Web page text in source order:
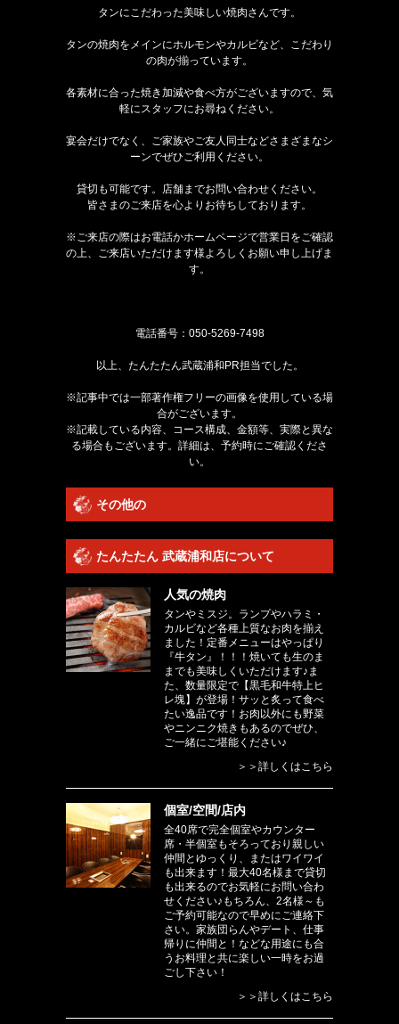
タンにこだわった美味しい焼肉さんです。
タンの焼肉をメインにホルモンやカルビなど、こだわり
の肉が揃っています。
各素材に合った焼き加減や食べ方がございますので、気
軽にスタッフにお尋ねください。
宴会だけでなく、ご家族やご友人同士などさまざまなシ
ーンでぜひご利用ください。
貸切も可能です。店舗までお問い合わせください。
皆さまのご来店を心よりお待ちしております。
※ご来店の際はお電話かホームページで営業日をご確認
の上、ご来店いただけます様よろしくお願い申し上げま
す。
電話番号： 050-5269-7498
以上、たんたたん武蔵浦和PR担当でした。
※記事中では一部著作権フリーの画像を使用している場
合がございます。
※記載している内容、コース構成、金額等、実際と異な
る場合もございます。詳細は、予約時にご確認くださ
い。
その他の
たんたたん 武蔵浦和店について
人気の焼肉
タンやミスジ。ランプやハラミ・
カルビなど各種上質なお肉を揃え
ました！定番メニューはやっぱり
『牛タン』！！！焼いても生のま
までも美味しくいただけます♪ま
た、数量限定で【黒毛和牛特上ヒ
レ塊】が登場！サッと炙って食べ
たい逸品です！お肉以外にも野菜
やニンニク焼きもあるのでぜひ、
ご一緒にご堪能ください♪
＞＞詳しくはこちら
個室/空間/店内
全40席で完全個室やカウンター
席・半個室もそろっており親しい
仲間とゆっくり、またはワイワイ
も出来ます！最大40名様まで貸切
も出来るのでお気軽にお問い合わ
せください♪もちろん、2名様～も
ご予約可能なので早めにご連絡下
さい。家族団らんやデート、仕事
帰りに仲間と！などな用途にも合
うお料理と共に楽しい一時をお過
ごし下さい！
＞＞詳しくはこちら